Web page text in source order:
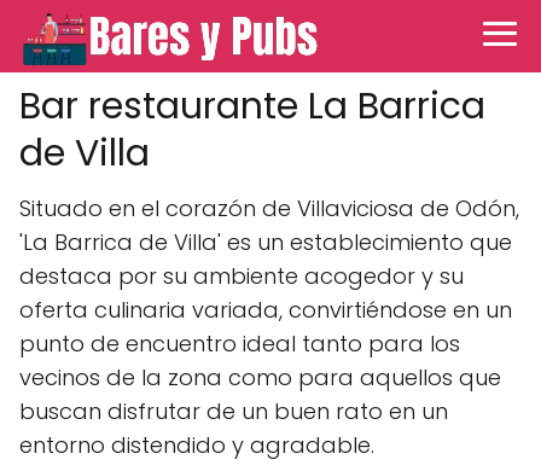
Bar restaurante La Barrica
de Villa
Situado en el corazón de Villaviciosa de Odón,
'La Barrica de Villa' es un establecimiento que
destaca por su ambiente acogedor y su
oferta culinaria variada, convirtiéndose en un
punto de encuentro ideal tanto para los
vecinos de la zona como para aquellos que
buscan disfrutar de un buen rato en un
entorno distendido y agradable.